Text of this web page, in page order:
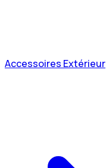
Accessoires Extérieur